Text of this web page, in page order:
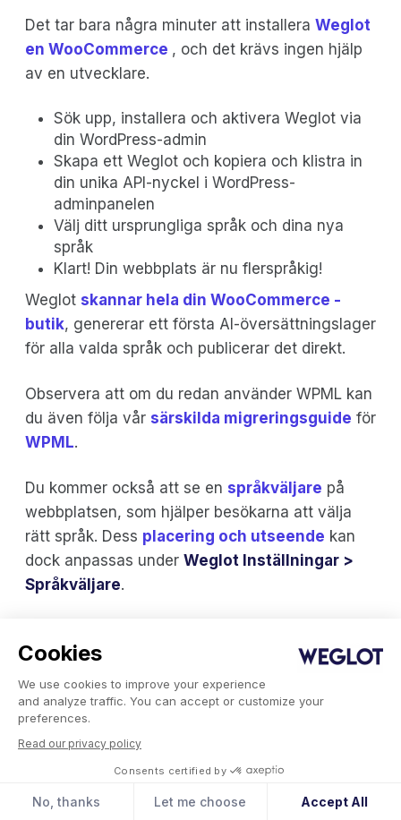
Cookies
We use cookies to improve your experience
and analyze traffic. You can accept or customize your
preferences.
Read our privacy policy
Consents certified by
No, thanks Let me choose Accept All
Det tar bara några minuter att installera Weglot
en WooCommerce , och det krävs ingen hjälp
av en utvecklare.
Sök upp, installera och aktivera Weglot via
din WordPress-admin
Skapa ett Weglot och kopiera och klistra in
din unika API-nyckel i WordPress-
adminpanelen
Välj ditt ursprungliga språk och dina nya
språk
Klart! Din webbplats är nu flerspråkig!
Weglot skannar hela din WooCommerce -
butik, genererar ett första AI-översättningslager
för alla valda språk och publicerar det direkt.
Observera att om du redan använder WPML kan
du även följa vår särskilda migreringsguide för
WPML.
Du kommer också att se en språkväljare på
webbplatsen, som hjälper besökarna att välja
rätt språk. Dess placering och utseende kan
dock anpassas under Weglot Inställningar >
Språkväljare.
Från din Weglot har du nu flera olika alternativ
att välja mellan:
Översättningarna kan granskas och